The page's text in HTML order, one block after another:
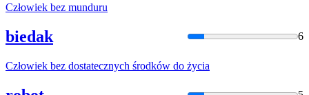
Człowiek bez munduru
biedak 6
Człowiek bez dostatecznych środków do życia